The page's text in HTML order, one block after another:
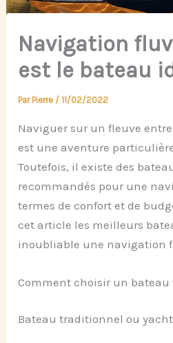
Navigation
est le bateau
Par Pierre /11/02/2022
Naviguer sur un fleuve
est une aventure
Toutefois, il existe des
recommandés pour une
termes de confort et de
cet article les meilleurs
inoubliable une navigation
Comment choisir un bateau
Bateau traditionnel ou